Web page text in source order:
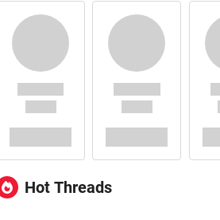
Hot Threads